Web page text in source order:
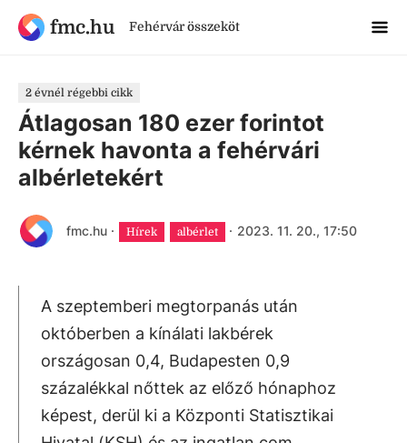
fmc.hu Fehérvár összeköt
2 évnél régebbi cikk
Átlagosan 180 ezer forintot
kérnek havonta a fehérvári
albérletekért
fmc.hu · Hírek albérlet · 2023. 11. 20., 17:50
A szeptemberi megtorpanás után
októberben a kínálati lakbérek
országosan 0,4, Budapesten 0,9
százalékkal nőttek az előző hónaphoz
képest, derül ki a Központi Statisztikai